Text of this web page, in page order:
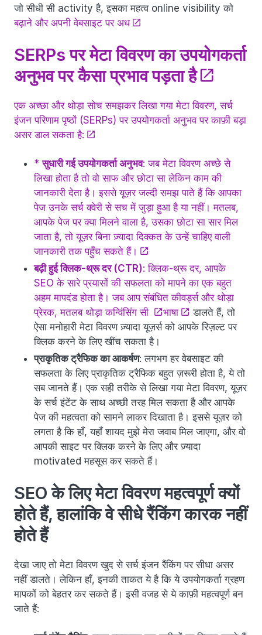
जो सीधी सी activity है, इसका महत्व online visibility को
बढ़ाने और अपनी वेबसाइट पर अध
SERPs पर मेटा विवरण का उपयोगकर्ता
अनुभव पर कैसा प्रभाव पड़ता है
एक अच्छा और थोड़ा सोच समझकर लिखा गया मेटा विवरण, सर्च
इंजन परिणाम पृष्ठों (SERPs) पर उपयोगकर्ता अनुभव पर काफ़ी बड़ा
असर डाल सकता है:
*सुधारी गई उपयोगकर्ता अनुभव: जब मेटा विवरण अच्छे से
लिखा होता है तो वो साफ और छोटा सा लेकिन काम की
जानकारी देता है। इससे यूज़र जल्दी समझ पाते हैं कि आपका
पेज उनके सर्च क्वेरी से सच में जुड़ा हुआ है या नहीं। मतलब,
आपके पेज पर क्या मिलने वाला है, उसका छोटा सा सार मिल
जाता है, तो यूज़र बिना ज़्यादा दिक्कत के उन्हें चाहिए वाली
जानकारी तक पहुँच सकते हैं।
बढ़ी हुई क्लिक-थ्रू दर (CTR): क्लिक-थ्रू दर, आपके
SEO के सारे प्रयासों की सफलता को मापने का एक बहुत
अहम मापदंड होता है। जब आप संबंधित कीवर्ड्स और थोड़ा
प्रेरक, मतलब थोड़ा कन्विंसिंग सी
भाषा
डालते हैं, तो
ऐसा मनोहारी मेटा विवरण ज़्यादा यूज़र्स को आपके रिज़ल्ट पर
क्लिक करने के लिए खींच सकता है।
प्राकृतिक ट्रैफिक का आकर्षण: लगभग हर वेबसाइट की
सफलता के लिए प्राकृतिक ट्रैफिक बहुत ज़रूरी होता है, ये तो
सब जानते हैं। एक सही तरीके से लिखा गया मेटा विवरण, यूज़र
के सर्च इंटेंट के साथ अच्छी तरह मिल सकता है और आपके
पेज की महत्वता को सामने लाकर दिखाता है। इससे यूज़र को
लगता है कि हाँ, यहाँ शायद मुझे मेरा जवाब मिल जाएगा, और वो
आपकी साइट पर क्लिक करने के लिए और ज़्यादा
motivated महसूस कर सकते हैं।
SEO के लिए मेटा विवरण महत्वपूर्ण क्यों
होते हैं, हालांकि वे सीधे रैंकिंग कारक नहीं
होते हैं
देखा जाए तो मेटा विवरण खुद से सर्च इंजन रैंकिंग पर सीधा असर
नहीं डालते। लेकिन हाँ, इनकी ताकत ये है कि ये उपयोगकर्ता ग्रहण
मापकों को बेहतर कर सकते हैं। इसी वजह से ये काफ़ी महत्वपूर्ण बन
जाते हैं: